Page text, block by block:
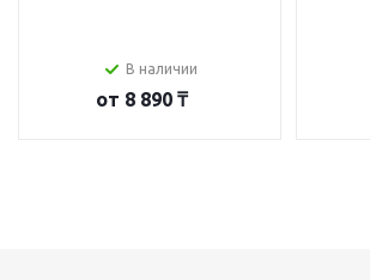
В наличии
от 8 890 ₸